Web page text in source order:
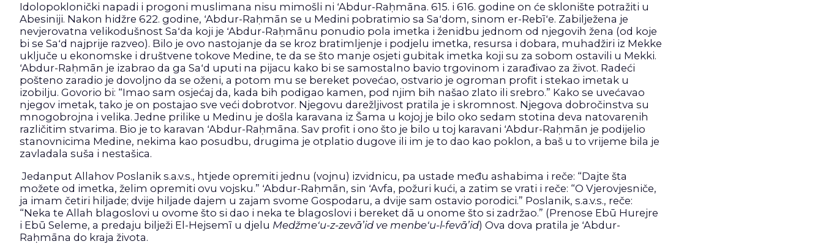
Idolopoklonički napadi i progoni muslimana nisu mimošli ni ʻAbdur-Raḥmāna. 615. i 616. godine on će sklonište potražiti u
Abesiniji. Nakon hidžre 622. godine, ʻAbdur-Raḥmān se u Medini pobratimio sa Saʻdom, sinom er-Rebīʻe. Zabilježena je
nevjerovatna velikodušnost Saʻda koji je ʻAbdur-Raḥmānu ponudio pola imetka i ženidbu jednom od njegovih žena (od koje
bi se Saʻd najprije razveo). Bilo je ovo nastojanje da se kroz bratimljenje i podjelu imetka, resursa i dobara, muhadžiri iz Mekke
uključe u ekonomske i društvene tokove Medine, te da se što manje osjeti gubitak imetka koji su za sobom ostavili u Mekki.
ʻAbdur-Raḥmān je izabrao da ga Saʻd uputi na pijacu kako bi se samostalno bavio trgovinom i zarađivao za život. Radeći
pošteno zaradio je dovoljno da se oženi, a potom mu se bereket povećao, ostvario je ogroman profit i stekao imetak u
izobilju. Govorio bi: “Imao sam osjećaj da, kada bih podigao kamen, pod njim bih našao zlato ili srebro.” Kako se uvećavao
njegov imetak, tako je on postajao sve veći dobrotvor. Njegovu darežljivost pratila je i skromnost. Njegova dobročinstva su
mnogobrojna i velika. Jedne prilike u Medinu je došla karavana iz Šama u kojoj je bilo oko sedam stotina deva natovarenih
različitim stvarima. Bio je to karavan ʻAbdur-Raḥmāna. Sav profit i ono što je bilo u toj karavani ʻAbdur-Raḥmān je podijelio
stanovnicima Medine, nekima kao posudbu, drugima je otplatio dugove ili im je to dao kao poklon, a baš u to vrijeme bila je
zavladala suša i nestašica.
Jedanput Allahov Poslanik s.a.v.s., htjede opremiti jednu (vojnu) izvidnicu, pa ustade među ashabima i reče: “Dajte šta
možete od imetka, želim opremiti ovu vojsku.” ʻAbdur-Raḥmān, sin ʻAvfa, požuri kući, a zatim se vrati i reče: “O Vjerovjesniče,
ja imam četiri hiljade; dvije hiljade dajem u zajam svome Gospodaru, a dvije sam ostavio porodici.” Poslanik, s.a.v.s., reče:
“Neka te Allah blagoslovi u ovome što si dao i neka te blagoslovi i bereket dā u onome što si zadržao.” (Prenose Ebū Hurejre
i Ebū Seleme, a predaju bilježi El-Hejsemī u djelu Medžmeʻu-z-zevā’id ve menbeʻu-l-fevā’id) Ova dova pratila je ʻAbdur-
Raḥmāna do kraja života.